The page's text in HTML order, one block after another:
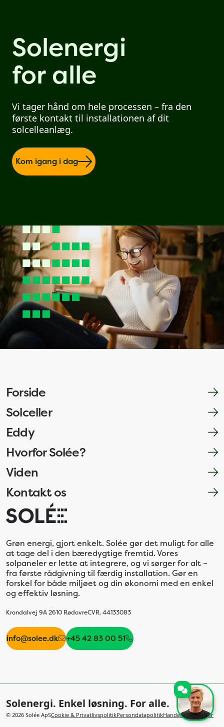
Solenergi
for alle
Vi tager hånd om hele processen – fra den
første kontakt til installationen af dit
solcelleanlæg.
Kom igang i dag
Grøn energi, gjort enkelt. Solée gør det muligt for alle
at tage del i den bæredygtige fremtid. Vores
solpaneler er lette at integrere, og vi sørger for alt –
fra første rådgivning til færdig installation. Gør en
forskel for både miljøet og din økonomi med en enkel
og effektiv løsning.
Krondalvej 9A 2610 RødovreCVR. 44133083
info@solee.dk +45 42 83 00 51
Forside
Solceller
Eddy
Hvorfor Solée?
Viden
Kontakt os
© 2026 Solée ApSCookie & PrivatlivspolitikPersondatapolitikHandelsbetingelser
Solenergi. Enkel løsning. For alle.